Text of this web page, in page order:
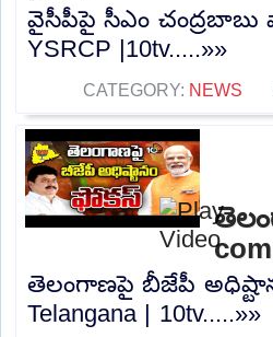
వైసీపీపై సీఎం చంద్రబాబు
YSRCP |10tv.....»»
CATEGORY: NEWS
తెలంగాణపై బీజేపీ
Telangana | 10tv.....»»